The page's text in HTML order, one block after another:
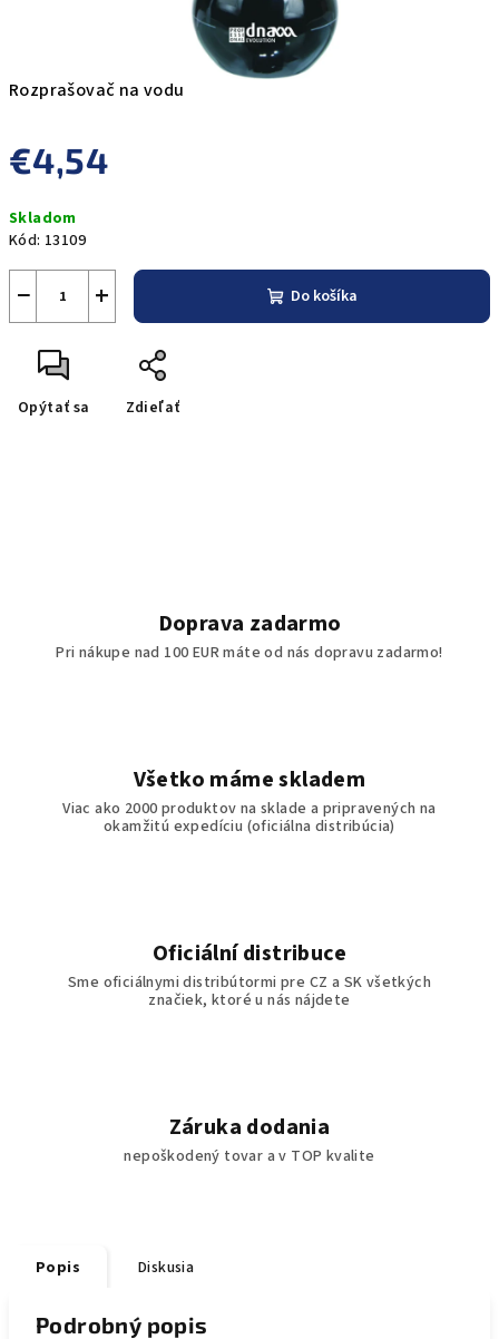
Rozprašovač na vodu
€4,54
cena:
Skladom
Kód: 13109
+
− Do košíka
Opýtať sa Zdieľať
Doprava zadarmo
Pri nákupe nad 100 EUR máte od nás dopravu zadarmo!
Všetko máme skladem
Viac ako 2000 produktov na sklade a pripravených na
okamžitú expedíciu (oficiálna distribúcia)
Oficiální distribuce
Sme oficiálnymi distribútormi pre CZ a SK všetkých
značiek, ktoré u nás nájdete
Záruka dodania
nepoškodený tovar a v TOP kvalite
Popis Diskusia
Podrobný popis